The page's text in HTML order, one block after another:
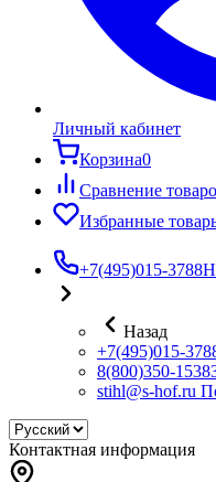
Личный кабинет
Корзина0
Сравнение
Избранные
+7(495)015-3788
Назад
+7(495)015-
8(800)350-1538
stihl@s-hof.ru
Контактная информация